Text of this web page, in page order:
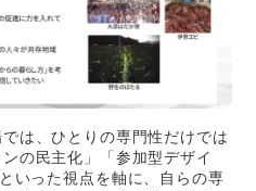
は、ひとりの専門性だけでは
の民主化」「参加型デザイ
った視点を軸に、自らの専